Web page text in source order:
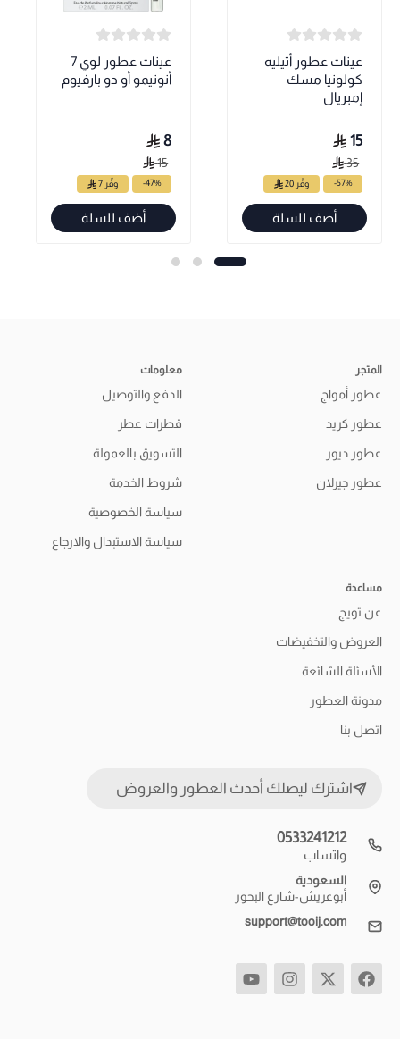
عينات عطور أتيليه
كولونيا مسك
إمبريال
15
35
-57% وفّر 20
أضف للسلة
عينات عطور لوي 7
أنونيمو أو دو بارفيوم
8
15
-47% وفّر 7
أضف للسلة
المتجر
عطور أمواج
عطور كريد
عطور ديور
عطور جيرلان
معلومات
الدفع والتوصيل
قطرات عطر
التسويق بالعمولة
شروط الخدمة
سياسة الخصوصية
سياسة الاستبدال والارجاع
مساعدة
عن تويج
العروض والتخفيضات
الأسئلة الشائعة
مدونة العطور
اتصل بنا
اشترك ليصلك أحدث العطور والعروض
0533241212
واتساب
السعودية
أبوعريش-شارع البحور
support@tooij.com